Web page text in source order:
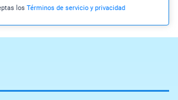
los Términos de servicio y privacidad